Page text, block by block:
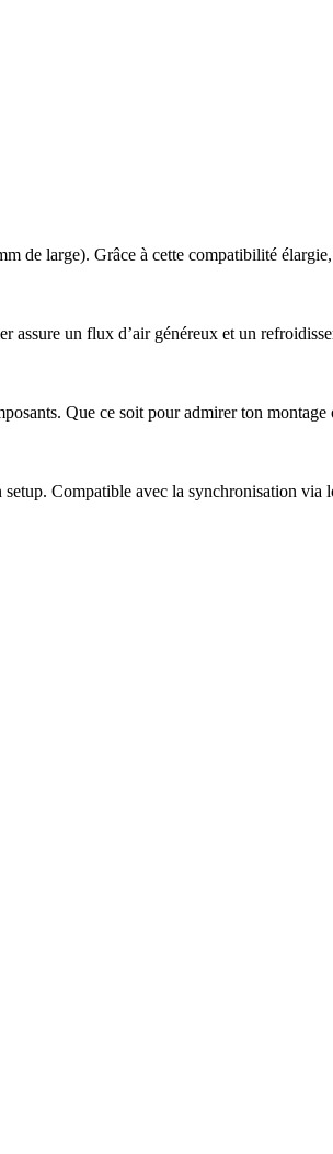
large). Grâce à cette compatibilité élargie,
assure un flux d’air généreux et un
Que ce soit pour admirer ton
Compatible avec la synchronisation via